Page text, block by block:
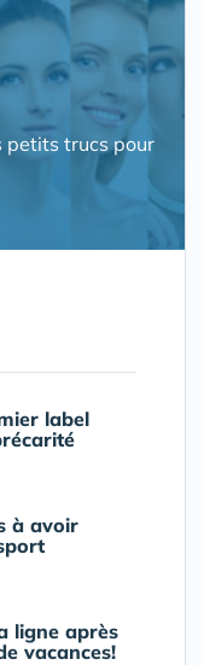
petits trucs pour
label
à avoir
ligne après
vacances!